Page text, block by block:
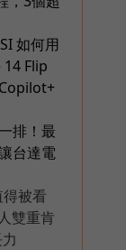
如何用
14 Flip
排！最
台達電
被看
雙重肯